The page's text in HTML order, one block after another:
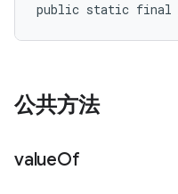
public static final
公共方法
valueOf